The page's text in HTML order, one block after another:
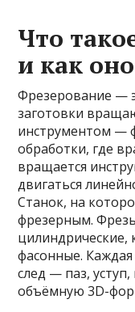
Что
и как
Фрезерование —
заготовки
инструментом —
обработки, где
вращается
двигаться
Станок, на
фрезерным.
фасонные.
след — паз,
объёмную 3D-